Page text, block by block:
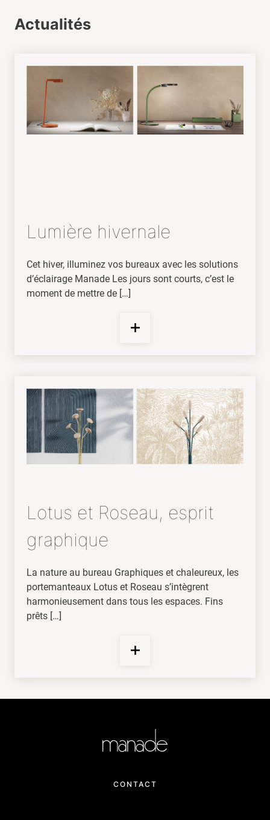
Actualités
Lumière hivernale
Cet hiver, illuminez vos bureaux avec les solutions
d’éclairage Manade Les jours sont courts, c’est le
moment de mettre de […]
Lotus et Roseau, esprit
graphique
La nature au bureau Graphiques et chaleureux, les
portemanteaux Lotus et Roseau s’intègrent
harmonieusement dans tous les espaces. Fins
prêts […]
CONTACT